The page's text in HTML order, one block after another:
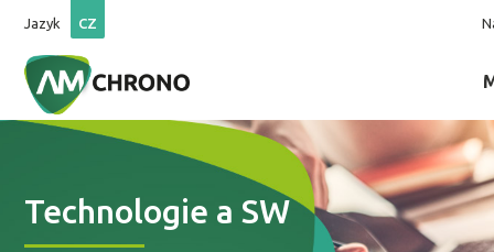
Jazyk CZ
Technologie a SW